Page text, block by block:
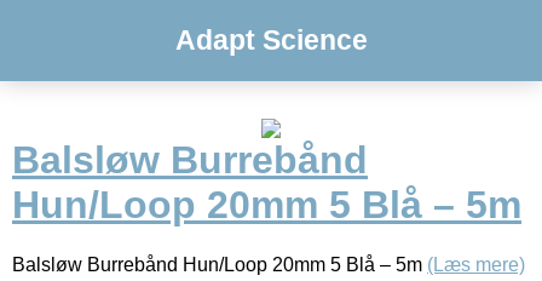
Adapt Science
Balsløw Burrebånd
Hun/Loop 20mm 5 Blå – 5m
Balsløw Burrebånd Hun/Loop 20mm 5 Blå – 5m (Læs mere)